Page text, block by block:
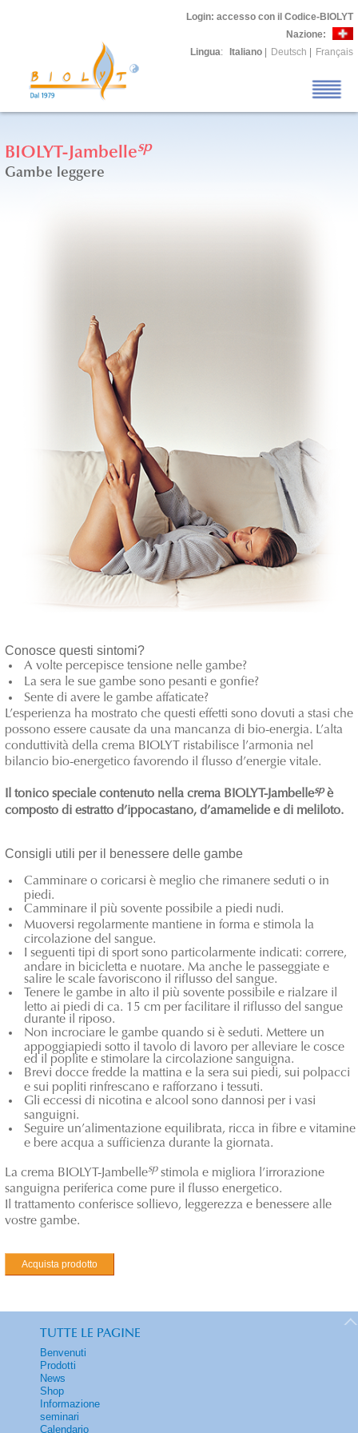
Login: accesso con il Codice-BIOLYT
Nazione:
Lingua: Italiano Deutsch Français
BIOLYT-Jambellesp
Gambe leggere
Conosce questi sintomi?
A volte percepisce tensione nelle gambe?
La sera le sue gambe sono pesanti e gonfie?
Sente di avere le gambe affaticate?
L’esperienza ha mostrato che questi effetti sono dovuti a stasi che
possono essere causate da una mancanza di bio-energia. L’alta
conduttività della crema BIOLYT ristabilisce l’armonia nel
bilancio bio-energetico favorendo il flusso d’energie vitale.
Il tonico speciale contenuto nella crema BIOLYT-Jambellespè
composto di estratto d’ippocastano, d’amamelide e di meliloto.
Consigli utili per il benessere delle gambe
Camminare o coricarsi è meglio che rimanere seduti o in
piedi.
Camminare il più sovente possibile a piedi nudi.
Muoversi regolarmente mantiene in forma e stimola la
circolazione del sangue.
I seguenti tipi di sport sono particolarmente indicati: correre,
andare in bicicletta e nuotare. Ma anche le passeggiate e
salire le scale favoriscono il riflusso del sangue.
Tenere le gambe in alto il più sovente possibile e rialzare il
letto ai piedi di ca. 15 cm per facilitare il riflusso del sangue
durante il riposo.
Non incrociare le gambe quando si è seduti. Mettere un
appoggiapiedi sotto il tavolo di lavoro per alleviare le cosce
ed il poplite e stimolare la circolazione sanguigna.
Brevi docce fredde la mattina e la sera sui piedi, sui polpacci
e sui popliti rinfrescano e rafforzano i tessuti.
Gli eccessi di nicotina e alcool sono dannosi per i vasi
sanguigni.
Seguire un’alimentazione equilibrata, ricca in fibre e vitamine
e bere acqua a sufficienza durante la giornata.
La crema BIOLYT-Jambellespstimola e migliora l’irrorazione
sanguigna periferica come pure il flusso energetico.
Il trattamento conferisce sollievo, leggerezza e benessere alle
vostre gambe.
Acquista prodotto
TUTTE LE PAGINE
Benvenuti
Prodotti
News
Shop
Informazione
seminari
Calendario